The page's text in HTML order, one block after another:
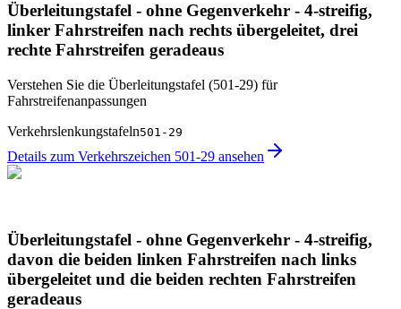
Überleitungstafel - ohne Gegenverkehr - 4-streifig,
linker Fahrstreifen nach rechts übergeleitet, drei
rechte Fahrstreifen geradeaus
Verstehen Sie die Überleitungstafel (501-29) für
Fahrstreifenanpassungen
Verkehrslenkungstafeln501-29
Details zum Verkehrszeichen 501-29 ansehen
Überleitungstafel - ohne Gegenverkehr - 4-streifig,
davon die beiden linken Fahrstreifen nach links
übergeleitet und die beiden rechten Fahrstreifen
geradeaus